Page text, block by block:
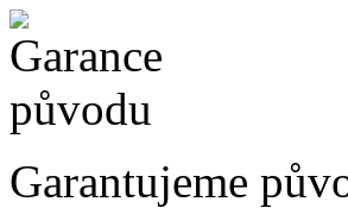
Garantujeme